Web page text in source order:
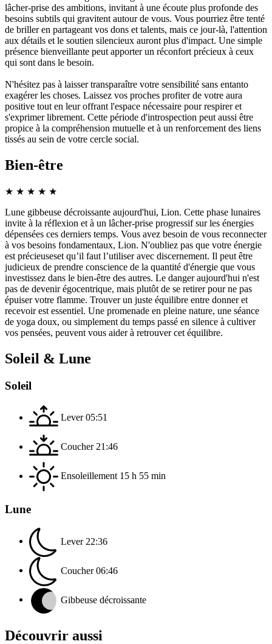
lâcher-prise des ambitions, invitant à une écoute plus profonde des
besoins subtils qui gravitent autour de vous. Vous pourriez être tenté
de briller en partageant vos dons et talents, mais ce jour-là, l'attention
aux détails et le soutien silencieux auront plus d'impact. Une simple
présence bienveillante peut apporter un réconfort précieux à ceux
qui sont dans le besoin.
N'hésitez pas à laisser transparaître votre sensibilité sans entanto
exagérer les choses. Laissez vos proches profiter de votre aura
positive tout en leur offrant l'espace nécessaire pour respirer et
s'exprimer librement. Cette période d'introspection peut aussi être
propice à la compréhension mutuelle et à un renforcement des liens
tissés au sein de votre cercle social.
Bien-être
★ ★ ★ ★ ★
Lune gibbeuse décroissante aujourd'hui, Lion. Cette phase lunaires
invite à la réflexion et à un lâcher-prise progressif sur les énergies
dépensées ces derniers temps. Vous avez besoin de vous reconnecter
à vos besoins fondamentaux, Lion. N'oubliez pas que votre énergie
est précieuseset qu’il faut l’utiliser avec discernement. Il peut être
judicieux de prendre conscience de la quantité d'énergie que vous
investissez dans le bien-être des autres. Le danger aujourd'hui n'est
pas de devenir égocentrique, mais plutôt de se retirer pour ne pas
épuiser votre flamme. Trouver un juste équilibre entre donner et
recevoir est essentiel. Une promenade en pleine nature, une séance
de yoga doux, ou simplement du temps passé en silence à cultiver
vos pensées, peuvent vous aider à retrouver cet équilibre.
Soleil & Lune
Soleil
Lever 05:51
Coucher 21:46
Ensoleillement 15 h 55 min
Lune
Lever 22:36
Coucher 06:46
Gibbeuse décroissante
Découvrir aussi